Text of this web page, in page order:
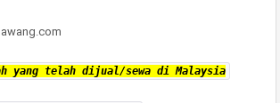
yang telah dijual/sewa di Malaysia